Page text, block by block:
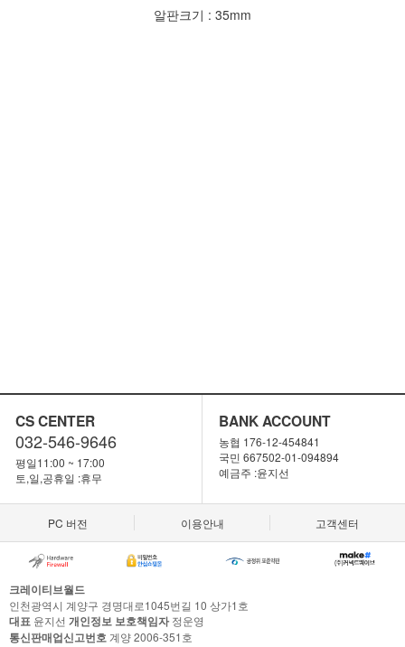
알판크기 : 35mm
CS CENTER
032-546-9646
평일11:00 ~ 17:00
토,일,공휴일 :휴무
BANK ACCOUNT
농협 176-12-454841
국민 667502-01-094894
예금주 :윤지선
PC 버전 이용안내 고객센터
크레이티브월드
인천광역시 계양구 경명대로1045번길 10 상가1호
대표 윤지선 개인정보 보호책임자정운영
통신판매업신고번호 계양 2006-351호